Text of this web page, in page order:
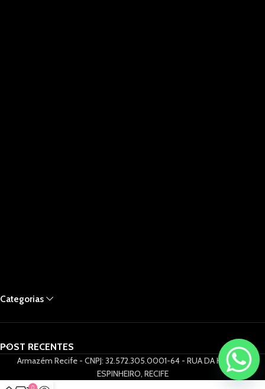
Categorias
POST RECENTES
Armazém Recife - CNPJ: 32.572.305.0001-64 - RUA DA HORA 61,
ESPINHEIRO, RECIFE
0